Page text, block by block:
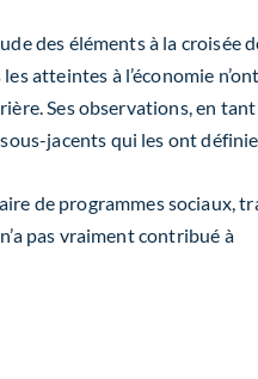
des éléments à la croisée
atteintes à l’économie
Ses observations, en
jacents qui les ont
de programmes sociaux,
pas vraiment contribué à